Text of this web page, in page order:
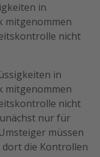
in
mitgenommen
nicht
in
mitgenommen
nicht
nur für
müssen
dort die Kontrollen